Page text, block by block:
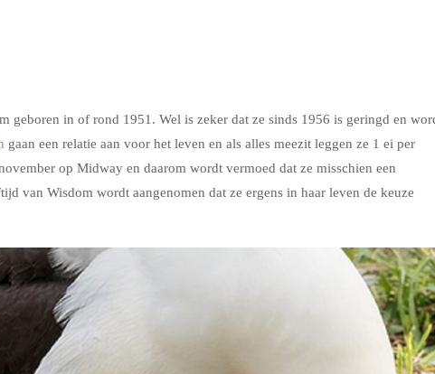
geboren in of rond 1951. Wel is zeker dat ze sinds 1956 is geringd en
gaan een relatie aan voor het leven en als alles meezit leggen ze 1 ei per
op Midway en daarom wordt vermoed dat ze misschien een
van Wisdom wordt aangenomen dat ze ergens in haar leven de keuze